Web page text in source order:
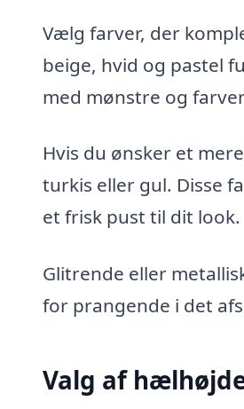
Vælg farver, der
beige, hvid og pastel
med mønstre og
Hvis du ønsker et
turkis eller gul. Disse
et frisk pust til dit look.
Glitrende eller
for prangende i det
Valg af